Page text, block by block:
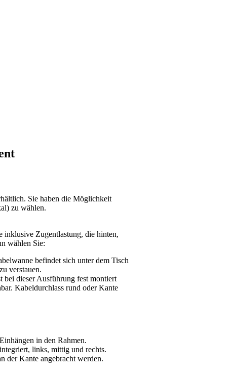
Sie haben die Möglichkeit
zu wählen.
inklusive Zugentlastung, die hinten,
wählen Sie:
befindet sich unter dem Tisch
verstauen.
bei dieser Ausführung fest montiert
Kabeldurchlass rund oder Kante
in den Rahmen.
links, mittig und rechts.
der Kante angebracht werden.